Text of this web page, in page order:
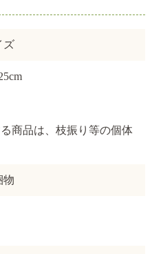
ズ
商品は、枝振り等の個体
物